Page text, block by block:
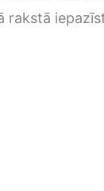
rakstā